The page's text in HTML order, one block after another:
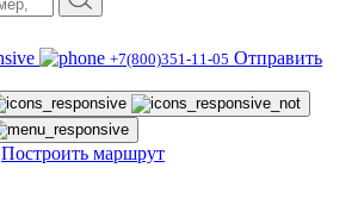
+7(800)351-11-05 Отправить
Построить маршрут